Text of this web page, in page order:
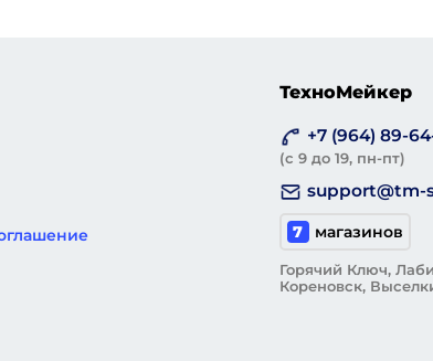
ТехноМейкер
+7 (964) 89-
(с 9 до 19, пн-пт)
support@tm-
7 магазинов
Горячий Ключ,
Кореновск,